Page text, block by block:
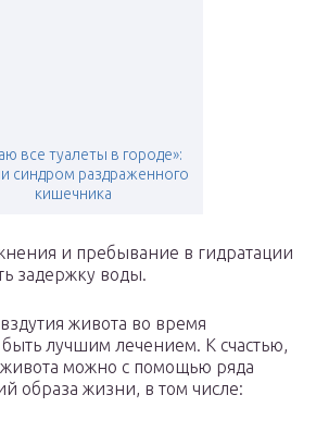
все туалеты в городе»:
синдром раздраженного
кишечника
и пребывание в гидратации
задержку воды.
живота во время
лучшим лечением. К счастью,
живота можно с помощью ряда
образа жизни, в том числе: